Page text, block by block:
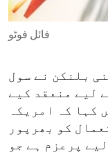
ENVIRONMENT
IDEALS AND
فائل فوٹو
بلنکن نے سول
لیے منعقد کیے
کہا کہ امریکہ
کو بھرپور
پرعزم ہے جو